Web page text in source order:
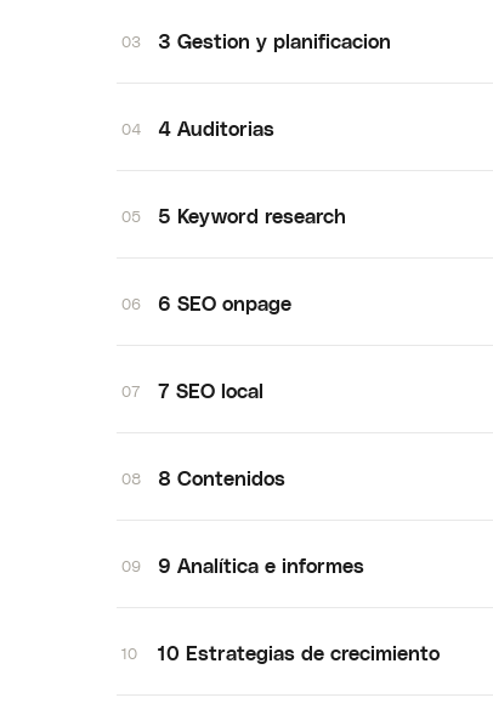
03 3 Gestion y planificacion
04 4 Auditorias
05 5 Keyword research
06 6 SEO onpage
07 7 SEO local
08 8 Contenidos
09 9 Analítica e informes
10 10 Estrategias de crecimiento